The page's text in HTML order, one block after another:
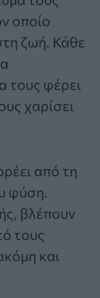
οποίο
ζωή. Κάθε
τους φέρει
χαρίσει
από τη
φύση.
βλέπουν
τους
και